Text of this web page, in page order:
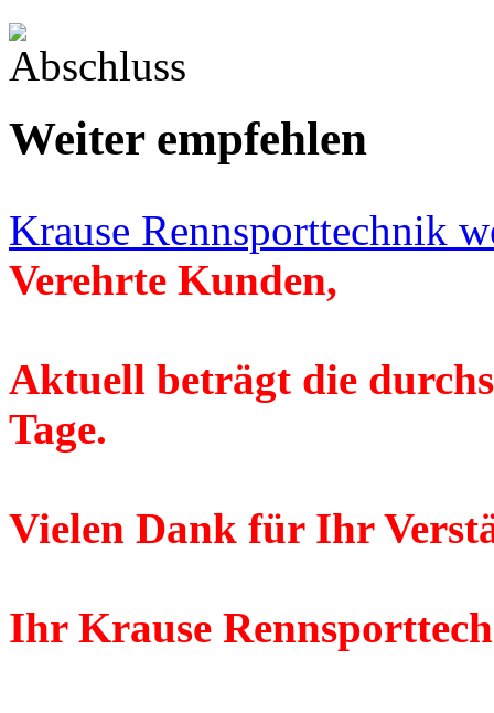
Weiter empfehlen
Krause Rennsporttechnik
Verehrte Kunden,
Aktuell beträgt die
Tage.
Vielen Dank für Ihr
Ihr Krause